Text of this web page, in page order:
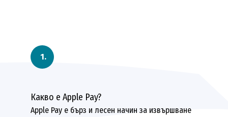
Какво е Apple Pay?
Apple Pay е бърз и лесен начин за извършване